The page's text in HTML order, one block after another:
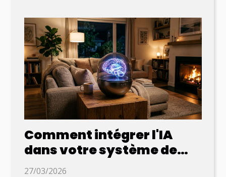
Comment intégrer l'IA
dans votre système de
maison connectée ?
27/03/2026